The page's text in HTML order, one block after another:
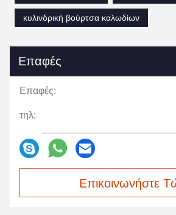
κυλινδρική βούρτσα καλωδίων
Επαφές
Επαφές:
τηλ:
Επικοινωνήστε